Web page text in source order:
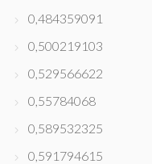
0,484359091
0,500219103
0,529566622
0,55784068
0,589532325
0,591794615